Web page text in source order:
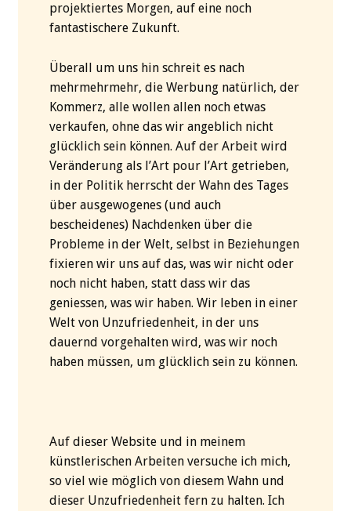
projektiertes Morgen, auf eine noch
fantastischere Zukunft.
Überall um uns hin schreit es nach
mehrmehrmehr, die Werbung natürlich, der
Kommerz, alle wollen allen noch etwas
verkaufen, ohne das wir angeblich nicht
glücklich sein können. Auf der Arbeit wird
Veränderung als l’Art pour l’Art getrieben,
in der Politik herrscht der Wahn des Tages
über ausgewogenes (und auch
bescheidenes) Nachdenken über die
Probleme in der Welt, selbst in Beziehungen
fixieren wir uns auf das, was wir nicht oder
noch nicht haben, statt dass wir das
geniessen, was wir haben. Wir leben in einer
Welt von Unzufriedenheit, in der uns
dauernd vorgehalten wird, was wir noch
haben müssen, um glücklich sein zu können.
Auf dieser Website und in meinem
künstlerischen Arbeiten versuche ich mich,
so viel wie möglich von diesem Wahn und
dieser Unzufriedenheit fern zu halten. Ich